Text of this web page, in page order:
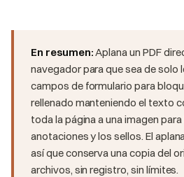
En resumen: Aplana un PDF
navegador para que sea de solo
campos de formulario para
rellenado manteniendo el texto
toda la página a una imagen
anotaciones y los sellos. El
así que conserva una copia del
archivos, sin registro, sin límites.